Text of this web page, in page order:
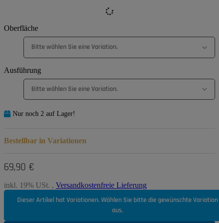
Oberfläche
Bitte wählen Sie eine Variation.
Ausführung
Bitte wählen Sie eine Variation.
Nur noch 2 auf Lager!
Bestellbar in Variationen
69,90 €
inkl. 19% USt. , Versandkostenfreie Lieferung
Dieser Artikel hat Variationen. Wählen Sie bitte die gewünschte Variation
aus.